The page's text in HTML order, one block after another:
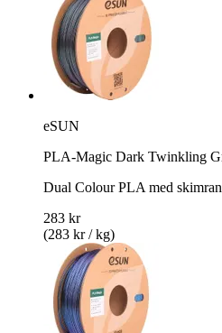
eSUN
PLA-Magic Dark Twinkling
Dual Colour PLA med
283 kr
(283 kr / kg)